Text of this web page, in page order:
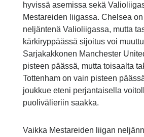
hyvissä asemissa sekä
Mestareiden liigassa. Chelsea
neljäntenä Valioliigassa, mutta
kärkiryppäässä sijoitus voi
Sarjakakkonen Manchester
pisteen päässä, mutta toisaalta
Tottenham on vain pisteen
joukkue eteni perjantaisella
puolivälieriin saakka.
Vaikka Mestareiden liigan